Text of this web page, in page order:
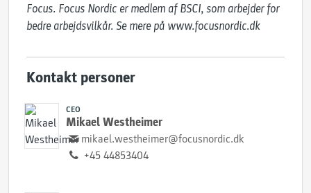
Focus. Focus Nordic er medlem af BSCI, som arbejder for
bedre arbejdsvilkår. Se mere på www.focusnordic.dk
Kontakt personer
CEO
Mikael Westheimer
mikael.westheimer@focusnordic.dk
+45 44853404